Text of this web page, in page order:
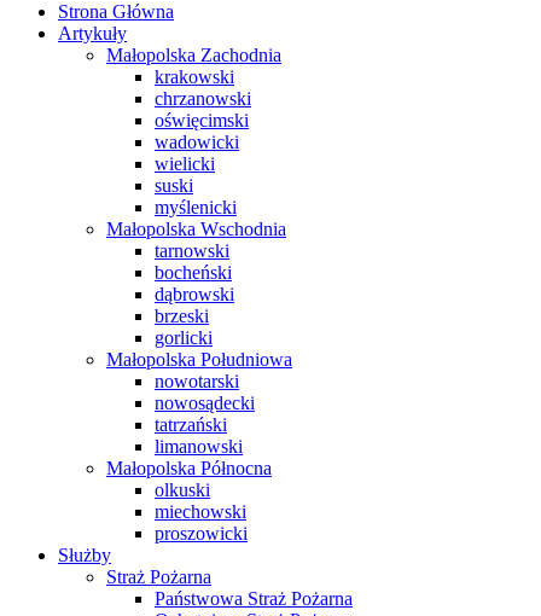
Strona Główna
Artykuły
Małopolska Zachodnia
krakowski
chrzanowski
oświęcimski
wadowicki
wielicki
suski
myślenicki
Małopolska Wschodnia
tarnowski
bocheński
dąbrowski
brzeski
gorlicki
Małopolska Południowa
nowotarski
nowosądecki
tatrzański
limanowski
Małopolska Północna
olkuski
miechowski
proszowicki
Służby
Straż Pożarna
Państwowa Straż Pożarna